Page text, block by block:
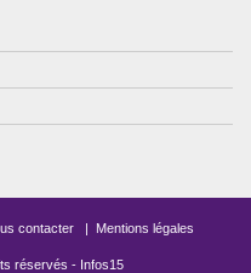
contacter | Mentions légales
réservés - Infos15